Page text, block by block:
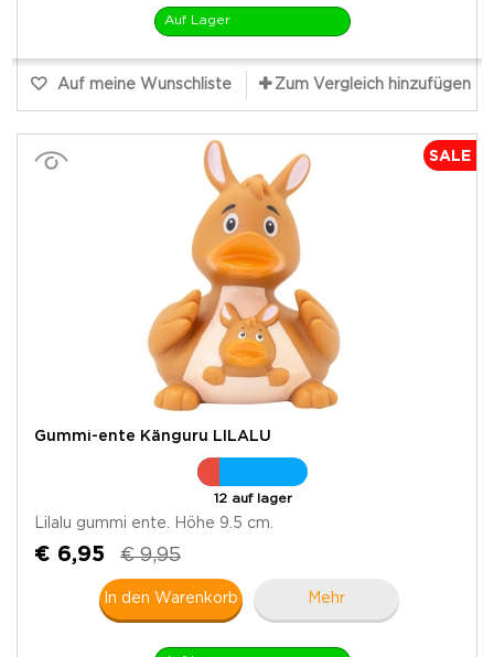
Auf Lager
Auf meine Wunschliste Zum Vergleich hinzufügen
SALE
Gummi-ente Känguru LILALU
12 auf lager
Lilalu gummi ente. Höhe 9.5 cm.
€ 6,95 € 9,95
In den Warenkorb Mehr